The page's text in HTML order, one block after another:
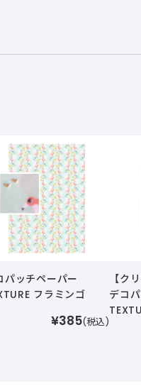
パッチペーパー
フラミンゴ
¥385(税込)
【ク
デコ